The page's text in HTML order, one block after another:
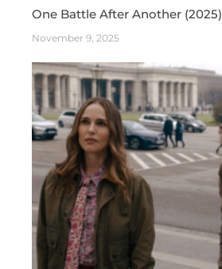
One Battle After Another (2025)
November 9, 2025